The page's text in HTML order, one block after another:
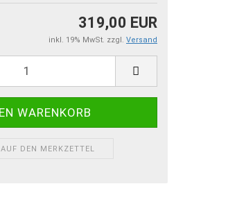
319,00 EUR
inkl. 19% MwSt. zzgl. Versand
AUF DEN MERKZETTEL